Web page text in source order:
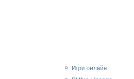
Игри онлайн